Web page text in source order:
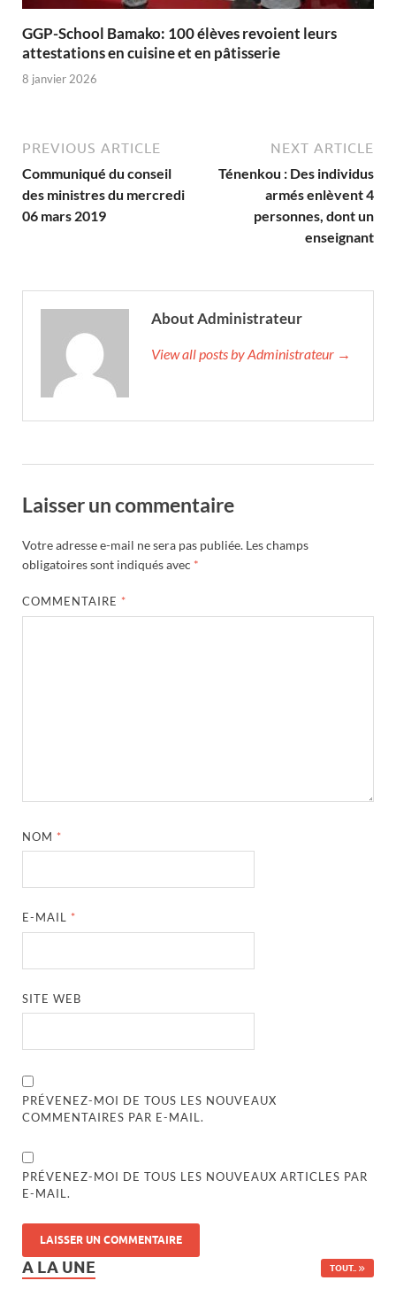
GGP-School Bamako: 100 élèves revoient leurs
attestations en cuisine et en pâtisserie
8 janvier 2026
PREVIOUS ARTICLE
Communiqué du conseil
des ministres du mercredi
06 mars 2019
NEXT ARTICLE
Ténenkou : Des individus
armés enlèvent 4
personnes, dont un
enseignant
About Administrateur
View all posts by Administrateur →
Laisser un commentaire
Votre adresse e-mail ne sera pas publiée. Les champs
obligatoires sont indiqués avec *
COMMENTAIRE *
NOM *
E-MAIL *
SITE WEB
PRÉVENEZ-MOI DE TOUS LES NOUVEAUX
COMMENTAIRES PAR E-MAIL.
PRÉVENEZ-MOI DE TOUS LES NOUVEAUX ARTICLES PAR
E-MAIL.
A LA UNE TOUT..